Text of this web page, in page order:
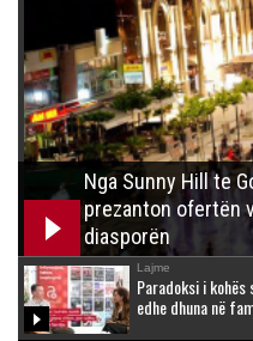
Nga Sunny Hill te
prezanton ofertën
diasporën
Lajme
Paradoksi i
edhe dhuna në